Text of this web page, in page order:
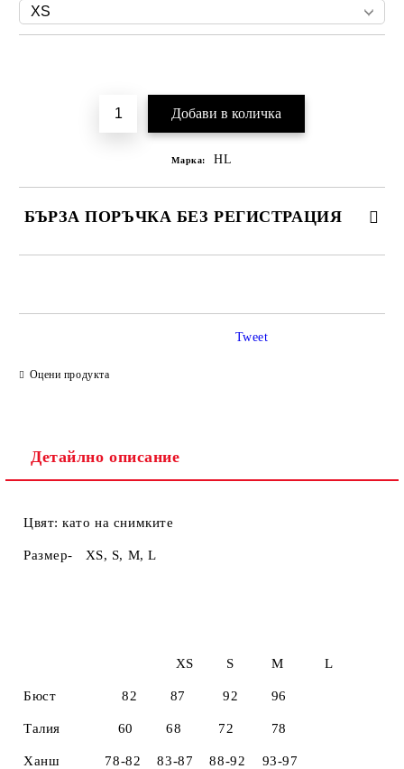
Марка: HL
БЪРЗА ПОРЪЧКА БЕЗ РЕГИСТРАЦИЯ
Оцени продукта
Tweet
Детайлно описание
Цвят: като на снимките
Размер- XS, S, M, L
XS S M L
Бюст 82 87 92 96
Талия 60 68 72 78
Ханш 78-82 83-87 88-92 93-97